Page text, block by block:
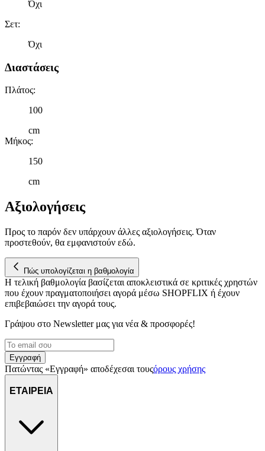
Όχι
Σετ:
Όχι
Διαστάσεις
Πλάτος:
100
cm
Μήκος:
150
cm
Αξιολογήσεις
Προς το παρόν δεν υπάρχουν άλλες αξιολογήσεις. Όταν
προστεθούν, θα εμφανιστούν εδώ.
Πώς υπολογίζεται η βαθμολογία
Η τελική βαθμολογία βασίζεται αποκλειστικά σε κριτικές χρηστών
που έχουν πραγματοποιήσει αγορά μέσω SHOPFLIX ή έχουν
επιβεβαιώσει την αγορά τους.
Γράψου στο Νewsletter μας για νέα & προσφορές!
Εγγραφή
Πατώντας «Εγγραφή» αποδέχεσαι τουςόρους χρήσης
ΕΤΑΙΡΕΙΑ